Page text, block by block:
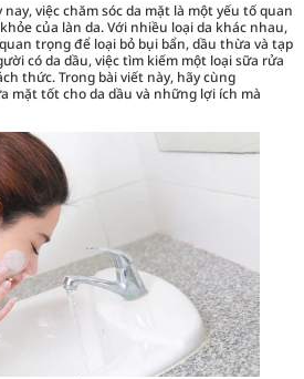
việc chăm sóc da mặt là một yếu tố quan
của làn da. Với nhiều loại da khác nhau,
trọng để loại bỏ bụi bẩn, dầu thừa và tạp
có da dầu, việc tìm kiếm một loại sữa rửa
thức. Trong bài viết này, hãy cùng
mặt tốt cho da dầu và những lợi ích mà